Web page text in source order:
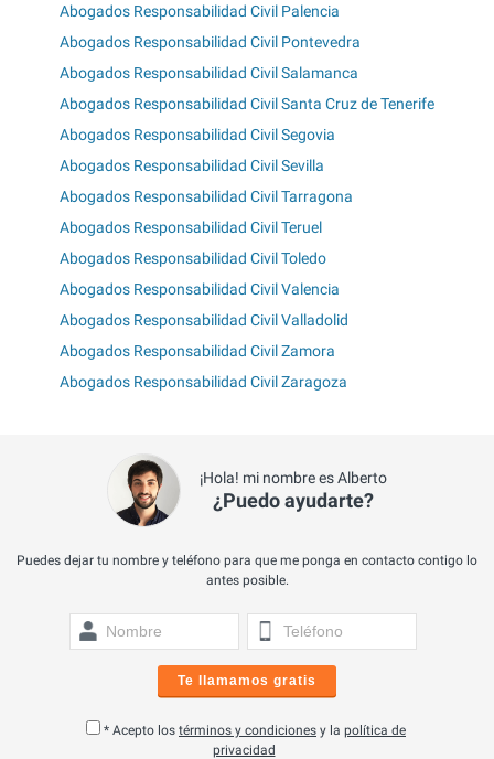
Abogados Responsabilidad Civil Palencia
Abogados Responsabilidad Civil Pontevedra
Abogados Responsabilidad Civil Salamanca
Abogados Responsabilidad Civil Santa Cruz de Tenerife
Abogados Responsabilidad Civil Segovia
Abogados Responsabilidad Civil Sevilla
Abogados Responsabilidad Civil Tarragona
Abogados Responsabilidad Civil Teruel
Abogados Responsabilidad Civil Toledo
Abogados Responsabilidad Civil Valencia
Abogados Responsabilidad Civil Valladolid
Abogados Responsabilidad Civil Zamora
Abogados Responsabilidad Civil Zaragoza
¡Hola! mi nombre es Alberto
¿Puedo ayudarte?
Puedes dejar tu nombre y teléfono para que me ponga en contacto contigo lo
antes posible.
Te llamamos gratis
* Acepto los términos y condiciones y la política de
privacidad